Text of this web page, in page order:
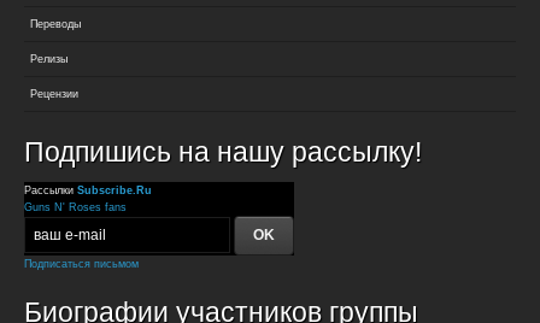
Переводы
Релизы
Рецензии
Подпишись на нашу рассылку!
Рассылки Subscribe.Ru
Guns N' Roses fans
Подписаться письмом
Биографии участников группы